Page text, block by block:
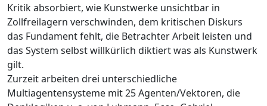
Kritik absorbiert, wie Kunstwerke unsichtbar in
Zollfreilagern verschwinden, dem kritischen Diskurs
das Fundament fehlt, die Betrachter Arbeit leisten und
das System selbst willkürlich diktiert was als Kunstwerk
gilt.
Zurzeit arbeiten drei unterschiedliche
Multiagentensysteme mit 25 Agenten/Vektoren, die